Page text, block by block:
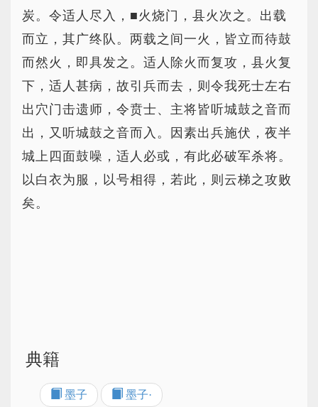
炭。令适人尽入，■火烧门，县火次之。出载
而立，其广终队。两载之间一火，皆立而待鼓
而然火，即具发之。适人除火而复攻，县火复
下，适人甚病，故引兵而去，则令我死士左右
出穴门击遗师，令贲士、主将皆听城鼓之音而
出，又听城鼓之音而入。因素出兵施伏，夜半
城上四面鼓噪，适人必或，有此必破军杀将。
以白衣为服，以号相得，若此，则云梯之攻败
矣。
典籍
墨子 墨子·